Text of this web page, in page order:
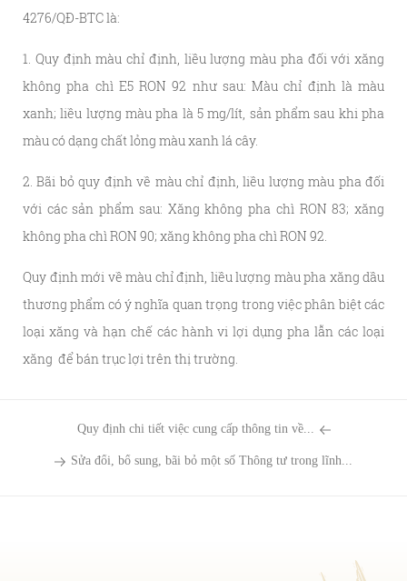
4276/QĐ-BTC là:
1. Quy định màu chỉ định, liều lượng màu pha đối với xăng
không pha chì E5 RON 92 như sau: Màu chỉ định là màu
xanh; liều lượng màu pha là 5 mg/lít, sản phẩm sau khi pha
màu có dạng chất lỏng màu xanh lá cây.
2. Bãi bỏ quy định về màu chỉ định, liều lượng màu pha đối
với các sản phẩm sau: Xăng không pha chì RON 83; xăng
không pha chì RON 90; xăng không pha chì RON 92.
Quy định mới về màu chỉ định, liều lượng màu pha xăng dầu
thương phẩm có ý nghĩa quan trọng trong việc phân biệt các
loại xăng và hạn chế các hành vi lợi dụng pha lẫn các loại
xăng để bán trục lợi trên thị trường.
Quy định chi tiết việc cung cấp thông tin về...
Sửa đổi, bổ sung, bãi bỏ một số Thông tư trong lĩnh...